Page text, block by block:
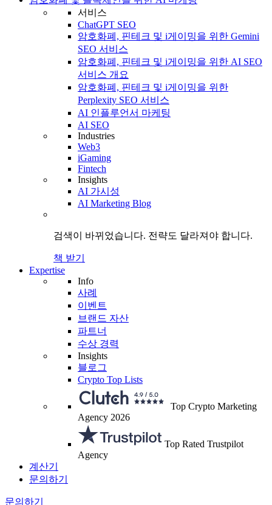
서비스
ChatGPT SEO
암호화폐, 핀테크 및 i게이밍을 위한 Gemini
SEO 서비스
암호화폐, 핀테크 및 i게이밍을 위한 AI SEO
서비스 개요
암호화폐, 핀테크 및 i게이밍을 위한
Perplexity SEO 서비스
AI 인플루언서 마케팅
AI SEO
Industries
Web3
iGaming
Fintech
Insights
AI 가시성
AI Marketing Blog
검색이 바뀌었습니다. 전략도 달라져야 합니다.
책 받기
Expertise
Info
사례
이벤트
브랜드 자산
파트너
수상 경력
Insights
블로그
Crypto Top Lists
Top Crypto Marketing
Agency 2026
Top Rated Trustpilot
Agency
계산기
문의하기
문의하기